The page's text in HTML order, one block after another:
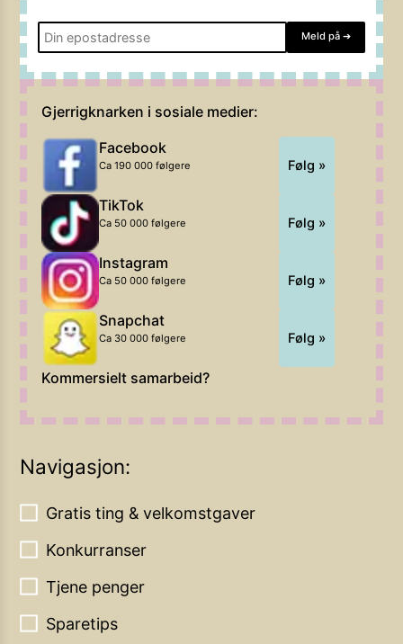
Meld på ➔
Gjerrigknarken i sosiale medier:
Facebook
Ca 190 000 følgere Følg »
TikTok
Ca 50 000 følgere Følg »
Instagram
Ca 50 000 følgere Følg »
Snapchat
Ca 30 000 følgere Følg »
Kommersielt samarbeid?
Navigasjon:
Gratis ting & velkomstgaver
Konkurranser
Tjene penger
Sparetips